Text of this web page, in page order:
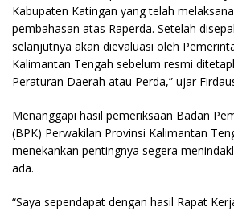
Kabupaten Katingan yang telah
pembahasan atas Raperda. Setelah
selanjutnya akan dievaluasi oleh
Kalimantan Tengah sebelum resmi
Peraturan Daerah atau Perda,” ujar
Menanggapi hasil pemeriksaan Badan
(BPK) Perwakilan Provinsi Kalimantan
menekankan pentingnya segera
ada.
“Saya sependapat dengan hasil Rapat